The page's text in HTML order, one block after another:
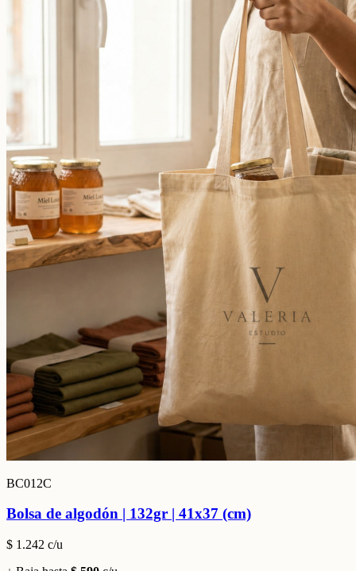
BC012C
Bolsa de algodón | 132gr | 41x37 (cm)
$ 1.242 c/u